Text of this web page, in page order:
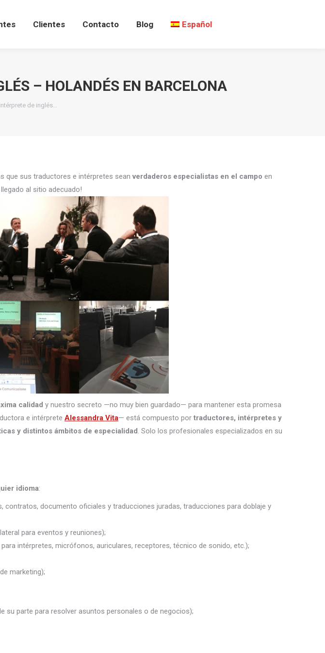
Clientes Contacto Blog Español
– HOLANDÉS EN BARCELONA
de inglés…
que sus traductores e intérpretes sean verdaderos especialistas en el campo en
al sitio adecuado!
calidad y nuestro secreto —no muy bien guardado— para mantener esta promesa
e intérprete Alessandra Vita— está compuesto por traductores, intérpretes y
y distintos ámbitos de especialidad . Solo los profesionales especializados en su
idioma:
documento oficiales y traducciones juradas, traducciones para doblaje y
para eventos y reuniones);
intérpretes, micrófonos, auriculares, receptores, técnico de sonido, etc.);
marketing);
parte para resolver asuntos personales o de negocios);